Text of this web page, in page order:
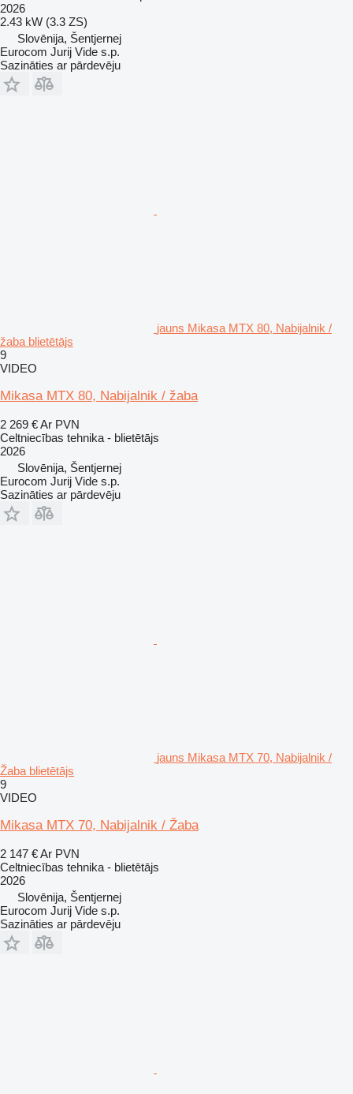
2026
2.43 kW (3.3 ZS)
Slovēnija, Šentjernej
Eurocom Jurij Vide s.p.
Sazināties ar pārdevēju
jauns Mikasa MTX 80, Nabijalnik /
žaba blietētājs
9
VIDEO
Mikasa MTX 80, Nabijalnik / žaba
2 269 €Ar PVN
Celtniecības tehnika - blietētājs
2026
Slovēnija, Šentjernej
Eurocom Jurij Vide s.p.
Sazināties ar pārdevēju
jauns Mikasa MTX 70, Nabijalnik /
Žaba blietētājs
9
VIDEO
Mikasa MTX 70, Nabijalnik / Žaba
2 147 €Ar PVN
Celtniecības tehnika - blietētājs
2026
Slovēnija, Šentjernej
Eurocom Jurij Vide s.p.
Sazināties ar pārdevēju